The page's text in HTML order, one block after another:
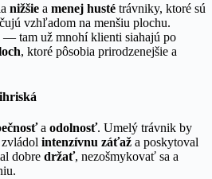
nižšie a menej husté trávniky, ktoré sú
vzhľadom na menšiu plochu.
— tam už mnohí klienti siahajú po
, ktoré pôsobia prirodzenejšie a
a odolnosť. Umelý trávnik by
intenzívnu záťaž a poskytoval
dobre držať, nezošmykovať sa a